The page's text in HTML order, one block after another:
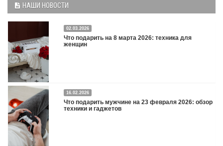
НАШИ НОВОСТИ
02.03.2026
Что подарить на 8 марта 2026: техника для
женщин
Что подарить на 8 марта 2026: техника для женщин
16.02.2026
Что подарить мужчине на 23 февраля 2026: обзор
техники и гаджетов